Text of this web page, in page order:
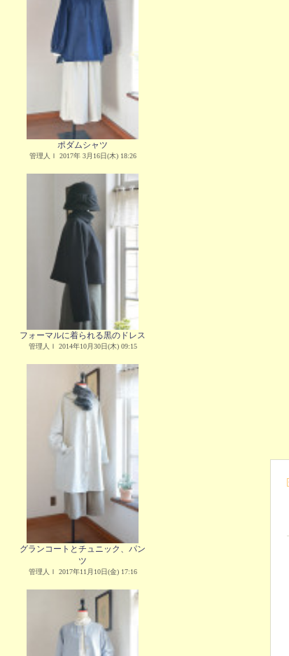
ポダムシャツ
管理人Ｉ 2017年 3月16日(木) 18:26
フォーマルに着られる黒のドレス
管理人Ｉ 2014年10月30日(木) 09:15
グランコートとチュニック、パン
ツ
管理人Ｉ 2017年11月10日(金) 17:16